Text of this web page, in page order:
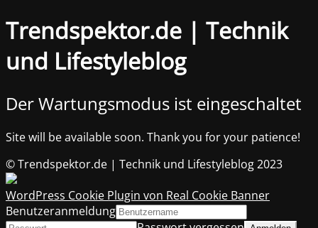
Trendspektor.de | Technik
und Lifestyleblog
Der Wartungsmodus ist eingeschaltet
Site will be available soon. Thank you for your patience!
© Trendspektor.de | Technik und Lifestyleblog 2023
WordPress Cookie Plugin von Real Cookie Banner
Benutzeranmeldung